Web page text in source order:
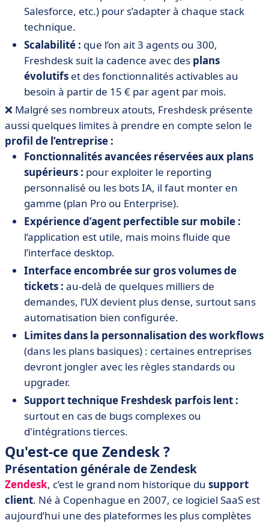
Salesforce, etc.) pour s’adapter à chaque stack
technique.
Scalabilité : que l’on ait 3 agents ou 300,
Freshdesk suit la cadence avec des plans
évolutifs et des fonctionnalités activables au
besoin à partir de 15 € par agent par mois.
❌ Malgré ses nombreux atouts, Freshdesk présente
aussi quelques limites à prendre en compte selon le
profil de l’entreprise :
Fonctionnalités avancées réservées aux plans
supérieurs : pour exploiter le reporting
personnalisé ou les bots IA, il faut monter en
gamme (plan Pro ou Enterprise).
Expérience d’agent perfectible sur mobile :
l’application est utile, mais moins fluide que
l’interface desktop.
Interface encombrée sur gros volumes de
tickets : au-delà de quelques milliers de
demandes, l’UX devient plus dense, surtout sans
automatisation bien configurée.
Limites dans la personnalisation des workflows
(dans les plans basiques) : certaines entreprises
devront jongler avec les règles standards ou
upgrader.
Support technique Freshdesk parfois lent :
surtout en cas de bugs complexes ou
d'intégrations tierces.
Qu'est-ce que Zendesk ?
Présentation générale de Zendesk
Zendesk, c’est le grand nom historique du support
client. Né à Copenhague en 2007, ce logiciel SaaS est
aujourd’hui une des plateformes les plus complètes